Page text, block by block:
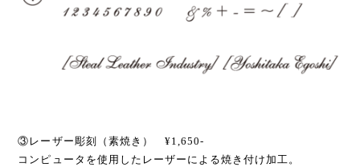
③レーザー彫刻（素焼き） ¥1,650-
コンピュータを使用したレーザーによる焼き付け加工。